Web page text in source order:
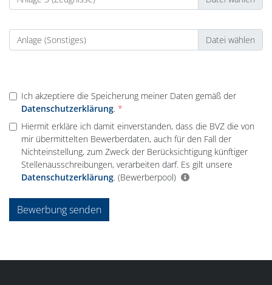
Anlage (Sonstiges)
Ich akzeptiere die Speicherung meiner Daten gemäß der
Datenschutzerklärung.
Hiermit erkläre ich damit einverstanden, dass die BVZ die von
mir übermittelten Bewerberdaten, auch für den Fall der
Nichteinstellung, zum Zweck der Berücksichtigung künftiger
Stellenausschreibungen, verarbeiten darf. Es gilt unsere
Datenschutzerklärung. (Bewerberpool)
Bewerbung senden